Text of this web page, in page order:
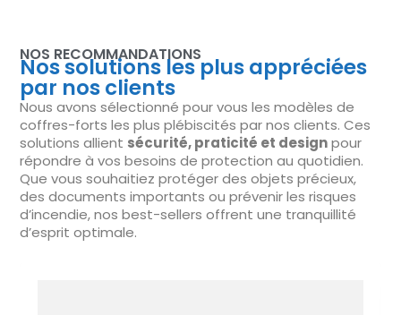
NOS RECOMMANDATIONS
Nos solutions les plus appréciées
par nos clients
Nous avons sélectionné pour vous les modèles de
coffres-forts les plus plébiscités par nos clients. Ces
solutions allient sécurité, praticité et designpour
répondre à vos besoins de protection au quotidien.
Que vous souhaitiez protéger des objets précieux,
des documents importants ou prévenir les risques
d’incendie, nos best-sellers offrent une tranquillité
d’esprit optimale.